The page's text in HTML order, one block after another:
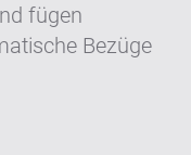
fügen
Bezüge